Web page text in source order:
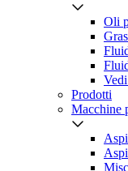
Oli
Prodotti
Macchine